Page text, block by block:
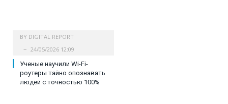
BY DIGITAL REPORT
24/05/2026 12:09
Ученые научили Wi-Fi-
роутеры тайно опознавать
людей с точностью 100%